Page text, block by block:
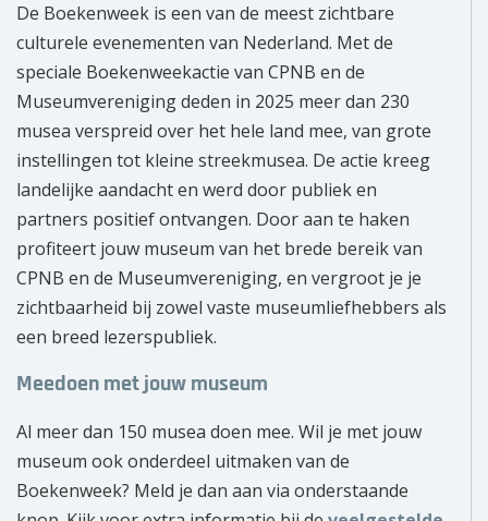
De Boekenweek is een van de meest zichtbare
culturele evenementen van Nederland. Met de
speciale Boekenweekactie van CPNB en de
Museumvereniging deden in 2025 meer dan 230
musea verspreid over het hele land mee, van grote
instellingen tot kleine streekmusea. De actie kreeg
landelijke aandacht en werd door publiek en
partners positief ontvangen. Door aan te haken
profiteert jouw museum van het brede bereik van
CPNB en de Museumvereniging, en vergroot je je
zichtbaarheid bij zowel vaste museumliefhebbers als
een breed lezerspubliek.
Meedoen met jouw museum
Al meer dan 150 musea doen mee. Wil je met jouw
museum ook onderdeel uitmaken van de
Boekenweek? Meld je dan aan via onderstaande